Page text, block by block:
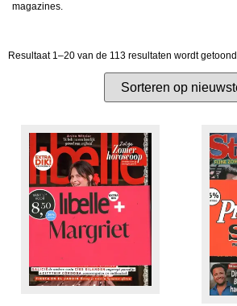
magazines.
Resultaat 1–20 van de 113 resultaten wordt getoond